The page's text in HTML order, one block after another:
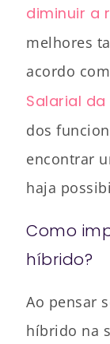
diminuir a
melhores
acordo
Salarial
dos
encontrar
haja
Como
híbrido?
Ao pensar
híbrido na